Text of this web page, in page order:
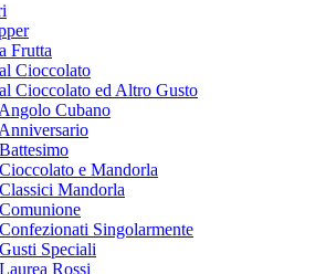
Frutta
Cioccolato
Cioccolato ed Altro Gusto
Cubano
e Mandorla
Mandorla
Singolarmente
Speciali
Rossi